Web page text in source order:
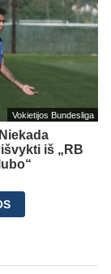
Vokietijos Bundesliga
iš „RB